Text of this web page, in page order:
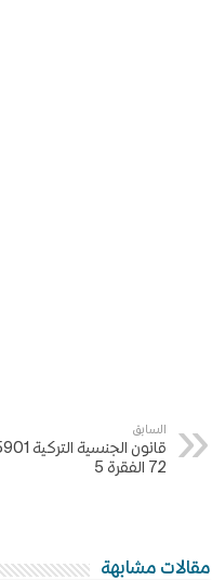
السابق
72 الفقرة 5
مقالات مشابهة